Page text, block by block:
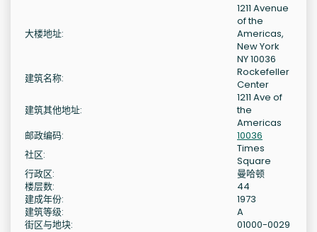
大楼地址:
1211 Avenue
of the
Americas,
New York
NY 10036
建筑名称:
Rockefeller
Center
建筑其他地址:
1211 Ave of
the
Americas
邮政编码:
10036
社区:
Times
Square
行政区:
曼哈顿
楼层数:
44
建成年份:
1973
建筑等级:
A
街区与地块:
01000-0029